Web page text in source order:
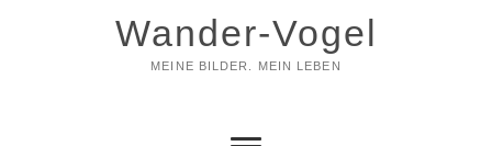
Wander-Vogel
MEINE BILDER. MEIN LEBEN